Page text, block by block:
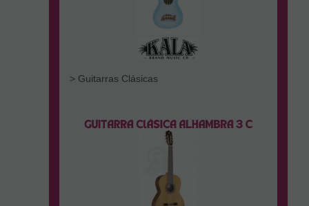
> Guitarras Clásicas